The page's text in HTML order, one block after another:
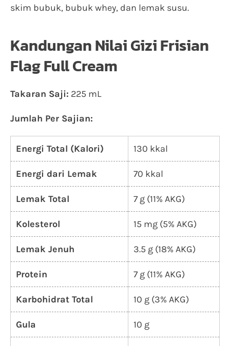
skim bubuk, bubuk whey, dan lemak susu.
Kandungan Nilai Gizi Frisian
Flag Full Cream
Takaran Saji: 225 mL
Jumlah Per Sajian:
Energi Total (Kalori) 130 kkal
Energi dari Lemak 70 kkal
Lemak Total 7 g (11% AKG)
Kolesterol 15 mg (5% AKG)
Lemak Jenuh 3.5 g (18% AKG)
Protein 7 g (11% AKG)
Karbohidrat Total 10 g (3% AKG)
Gula 10 g